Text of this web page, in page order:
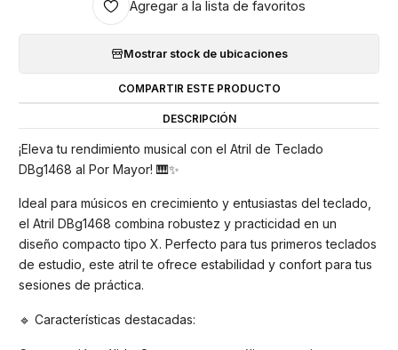
Agregar a la lista de favoritos
Mostrar stock de ubicaciones
COMPARTIR ESTE PRODUCTO
DESCRIPCIÓN
¡Eleva tu rendimiento musical con el Atril de Teclado
DBg1468 al Por Mayor! 🎹✨
Ideal para músicos en crecimiento y entusiastas del teclado,
el Atril DBg1468 combina robustez y practicidad en un
diseño compacto tipo X. Perfecto para tus primeros teclados
de estudio, este atril te ofrece estabilidad y confort para tus
sesiones de práctica.
🔹 Características destacadas: